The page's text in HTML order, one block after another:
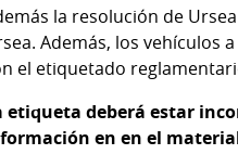
la resolución de
Además, los vehículos
el etiquetado
etiqueta deberá estar
en en el